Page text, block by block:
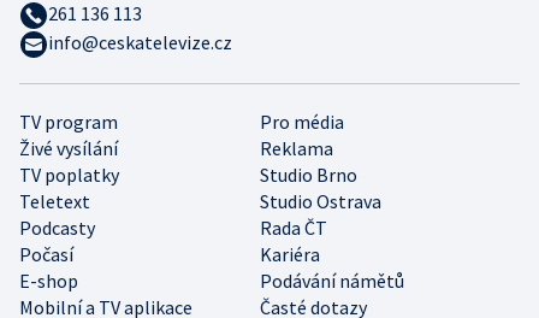
TV program
Pro média
Živé vysílání
Reklama
TV poplatky
Studio Brno
Teletext
Studio Ostrava
Podcasty
Rada ČT
Počasí
Kariéra
E-shop
Podávání námětů
Mobilní a TV aplikace
Časté dotazy
261 136 113
info@ceskatelevize.cz